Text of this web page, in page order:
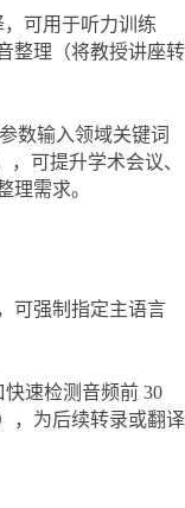
可用于听力训练
整理（将教授讲座转
参数输入领域关键词
，可提升学术会议、
理需求。
可强制指定主语言
快速检测音频前 30
，为后续转录或翻译